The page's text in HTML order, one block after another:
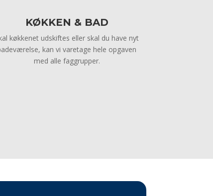
KØKKEN & BAD
køkkenet udskiftes eller skal du have nyt
kan vi varetage hele opgaven
med alle faggrupper.